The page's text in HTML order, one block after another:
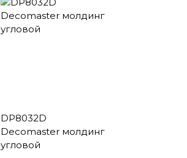
DP8032D
Decomaster молдинг
угловой